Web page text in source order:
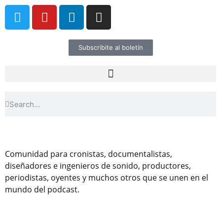
Subscribite al boletín
Comunidad para cronistas, documentalistas,
diseñadores e ingenieros de sonido, productores,
periodistas, oyentes y muchos otros que se unen en el
mundo del podcast.